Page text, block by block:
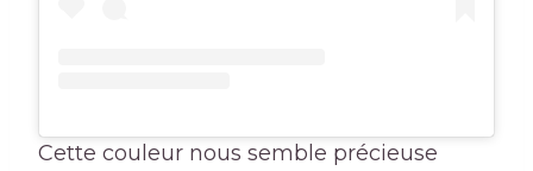
Cette couleur nous semble précieuse